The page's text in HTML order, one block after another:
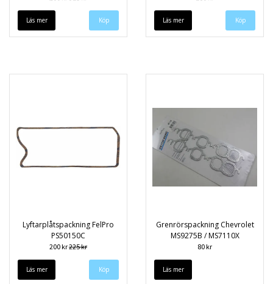
Läs mer Läs mer
Lyftarplåtspackning FelPro
PS50150C
200 kr225 kr
Läs mer
Grenrörspackning Chevrolet
MS9275B / MS7110X
80 kr
Läs mer